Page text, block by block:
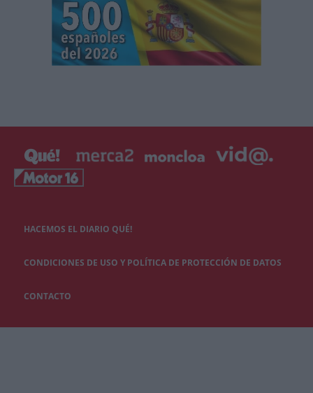
HACEMOS EL DIARIO QUÉ!
CONDICIONES DE USO Y POLÍTICA DE PROTECCIÓN DE DATOS
CONTACTO